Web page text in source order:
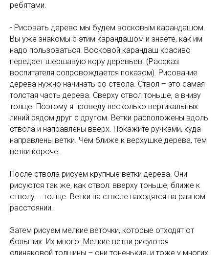
ребятами.
- Рисовать дерево мы будем восковым карандашом.
Вы уже знакомы с этим карандашом и знаете, как им
надо пользоваться. Восковой карандаш красиво
передает шершавую кору деревьев. (Рассказ
воспитателя сопровождается показом). Рисование
дерева нужно начинать со ствола. Ствол – это самая
толстая часть дерева. Сверху ствол тоньше, а внизу
толще. Поэтому я проведу несколько вертикальных
линий рядом друг с другом. Ветки расположены вдоль
ствола и направлены вверх. Покажите ручками, куда
направлены ветки. Чем ближе к верхушке дерева, тем
ветки короче.
После ствола рисуем крупные ветки дерева. Они
рисуются так же, как ствол: вверху тоньше, ближе к
стволу – толще. Ветки на стволе находятся на разном
расстоянии.
Затем рисуем мелкие веточки, которые отходят от
больших. Их много. Мелкие ветви рисуются
одинаковой толщины – они тоненькие, и тоже у многих